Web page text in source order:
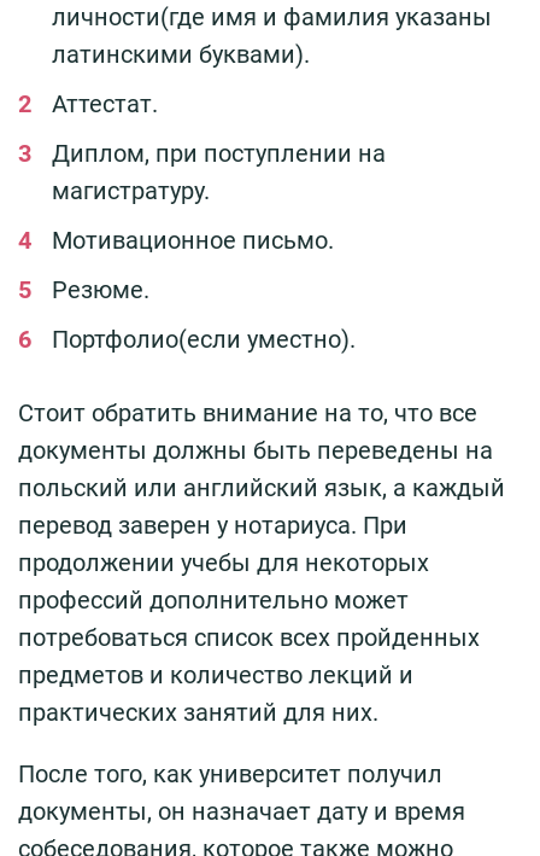
личности(где имя и фамилия указаны
латинскими буквами).
Аттестат.
Диплом, при поступлении на
магистратуру.
Мотивационное письмо.
Резюме.
Портфолио(если уместно).
Стоит обратить внимание на то, что все
документы должны быть переведены на
польский или английский язык, а каждый
перевод заверен у нотариуса. При
продолжении учебы для некоторых
профессий дополнительно может
потребоваться список всех пройденных
предметов и количество лекций и
практических занятий для них.
После того, как университет получил
документы, он назначает дату и время
собеседования, которое также можно